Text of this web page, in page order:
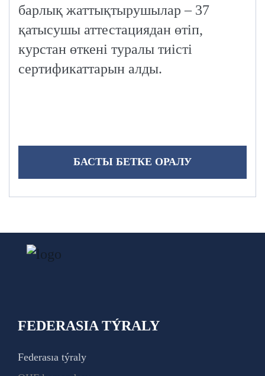
барлық жаттықтырушылар – 37
қатысушы аттестациядан өтіп,
курстан өткені туралы тиісті
сертификаттарын алды.
БАСТЫ БЕТКЕ ОРАЛУ
FEDERASIA TÝRALY
Federasıa týraly